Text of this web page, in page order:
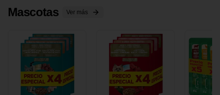
Mascotas Ver más